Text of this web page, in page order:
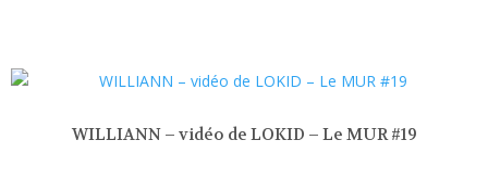
WILLIANN – vidéo de LOKID – Le MUR #19